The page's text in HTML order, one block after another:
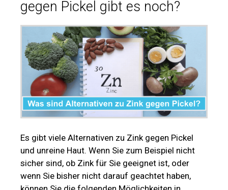
gegen Pickel gibt es noch?
Es gibt viele Alternativen zu Zink gegen Pickel
und unreine Haut. Wenn Sie zum Beispiel nicht
sicher sind, ob Zink für Sie geeignet ist, oder
wenn Sie bisher nicht darauf geachtet haben,